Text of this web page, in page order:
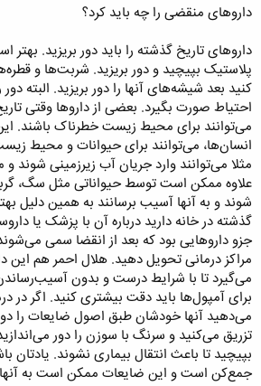
داروهای منقضی را چه باید کرد؟
داروهای تاریخ گذشته را باید دور بریزید. بهتر
پلاستیک بپیچید و دور بریزید. شربت‌ها و
کنید بعد شیشه‌های آنها را دور بریزید. البته دور
احتیاط صورت بگیرد. بعضی از داروها وقتی
می‌توانند برای محیط زیست خطرناک باشند. این
انسان‌ها، می‌توانند برای حیوانات و محیط
مثلا می‌توانند وارد جریان آب زیرزمینی شوند و
علاوه ممکن است توسط حیواناتی مثل سگ،
شوند و به آنها آسیب برسانند به همین دليل
گذشته در خانه دارید درباره آن با پزشک یا
جزو داروهایی بود که بعد از انقضا سمی
مراکز درمانی تحویل دهید. هلال احمر هم این
می‌گیرد تا با شرایط درست و بدون
برای آمپول‌ها باید دقت بیشتری کنید. اگر در
می‌دهید آنها خودشان طبق اصول ضایعات را دور
تزریق می‌کنید و سرنگ با سوزن را دور
بپیچید تا باعث انتقال بیماری نشوند. یادتان
جمع‌کن است و این ضایعات ممکن است به